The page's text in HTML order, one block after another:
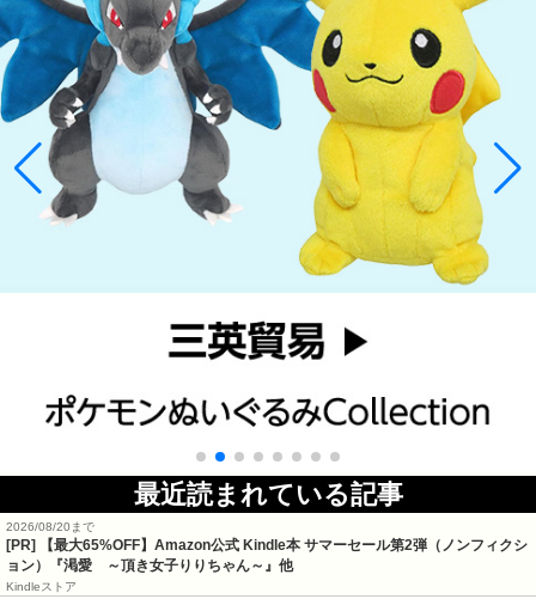
最近読まれている記事
2026/08/20まで
[PR]
【最大65%OFF】Amazon公式 Kindle本 サマーセール第2弾（ノンフィクシ
ョン）『渇愛 ～頂き女子りりちゃん～』他
Kindleストア